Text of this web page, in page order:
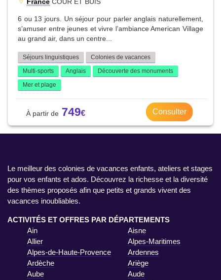
France COUR ET BUIS
6 ou 13 jours. Un séjour pour parler anglais naturellement,
s’amuser entre jeunes et vivre l’ambiance American Village
au grand air, dans un centre...
Séjours linguistiques
Colonies de vacances
Multi-sports
Anglais
Découverte des monuments
Mer et plage
749 Consulter
Le meilleur des colonies de vacances enfants, ateliers et stages
pour vos enfants et ados. Découvrez la richesse et la diversité
des thèmes proposés afin que petits et grands vivent des
vacances inoubliables.
ACTIVITÉS ET OFFRES PAR DÉPARTEMENTS
Ain
Aisne
Allier
Alpes-Maritimes
Alpes-de-Haute-Provence
Ardennes
Ardèche
Ariège
Aube
Aude